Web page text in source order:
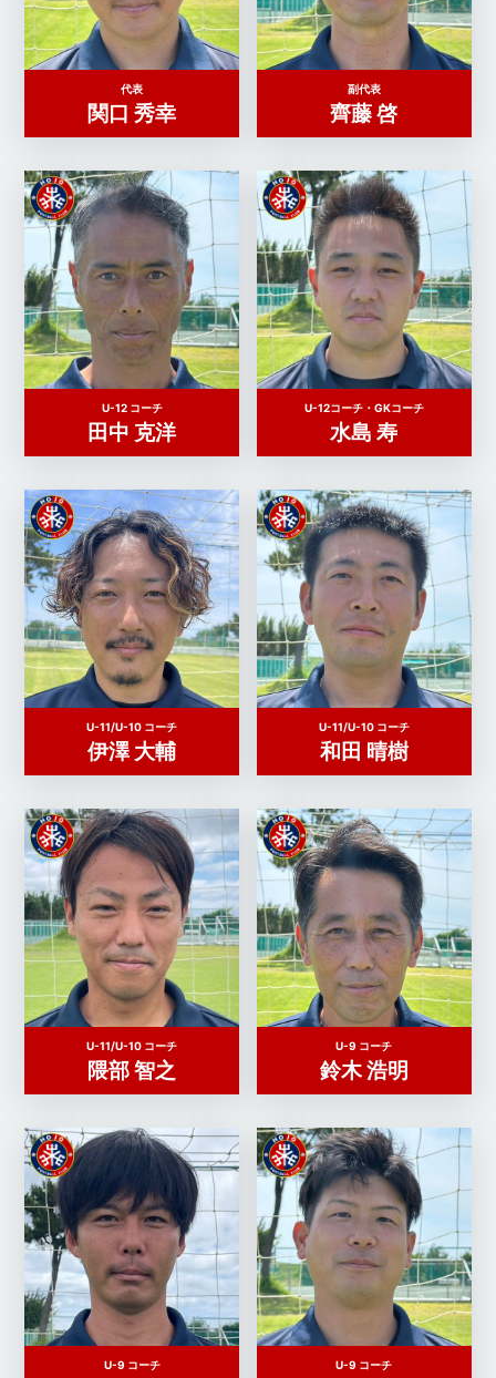
代表
関口 秀幸
副代表
齊藤 啓
U-12 コーチ
田中 克洋
U-12コーチ・GKコーチ
水島 寿
U-11/U-10 コーチ
伊澤 大輔
U-11/U-10 コーチ
和田 晴樹
U-11/U-10 コーチ
隈部 智之
U-9 コーチ
鈴木 浩明
U-9 コーチ U-9 コーチ